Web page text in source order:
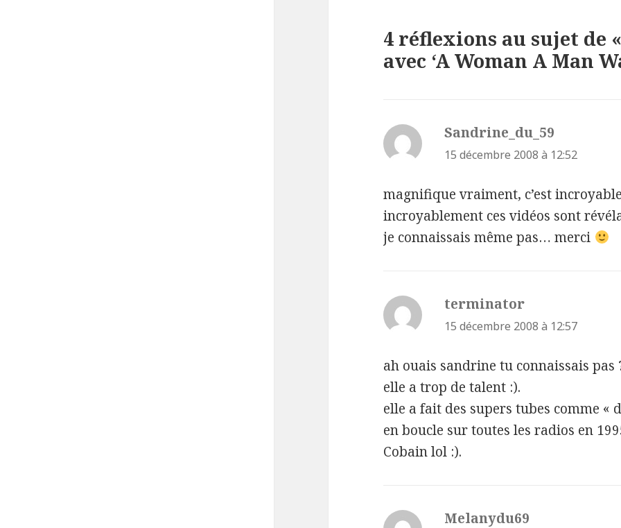
4 réflexions au sujet de
avec ‘A Woman A Man
Sandrine_du_59
15 décembre 2008 à 12:52
magnifique vraiment, c’est
incroyablement ces vidéos sont
je connaissais même pas… merci
terminator
15 décembre 2008 à 12:57
ah ouais sandrine tu connaissais pas
elle a trop de talent :).
elle a fait des supers tubes comme
en boucle sur toutes les radios en
Cobain lol :).
Melanydu69